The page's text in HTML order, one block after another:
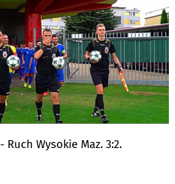
Wysokie Maz. 3:2.